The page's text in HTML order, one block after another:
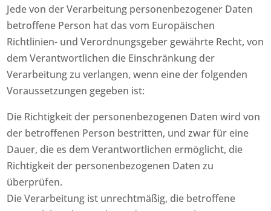
Jede von der Verarbeitung personenbezogener Daten
betroffene Person hat das vom Europäischen
Richtlinien- und Verordnungsgeber gewährte Recht, von
dem Verantwortlichen die Einschränkung der
Verarbeitung zu verlangen, wenn eine der folgenden
Voraussetzungen gegeben ist:
Die Richtigkeit der personenbezogenen Daten wird von
der betroffenen Person bestritten, und zwar für eine
Dauer, die es dem Verantwortlichen ermöglicht, die
Richtigkeit der personenbezogenen Daten zu
überprüfen.
Die Verarbeitung ist unrechtmäßig, die betroffene